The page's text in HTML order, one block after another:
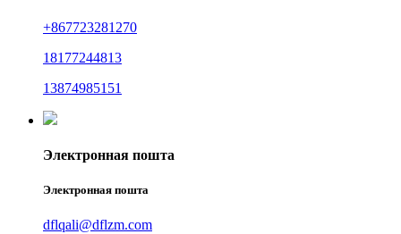
+867723281270
18177244813
13874985151
Электронная пошта
Электронная пошта
dflqali@dflzm.com